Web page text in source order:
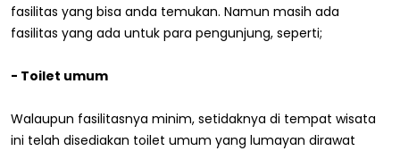
fasilitas yang bisa anda temukan. Namun masih ada
fasilitas yang ada untuk para pengunjung, seperti;
- Toilet umum
Walaupun fasilitasnya minim, setidaknya di tempat wisata
ini telah disediakan toilet umum yang lumayan dirawat